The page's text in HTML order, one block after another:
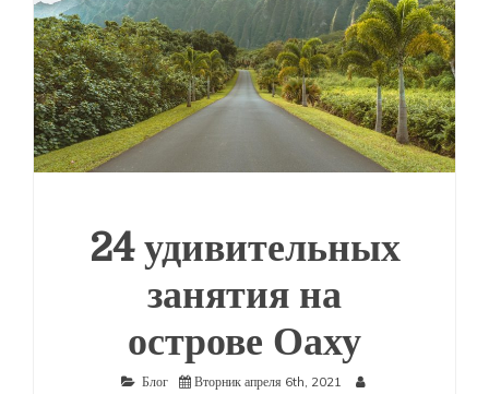
24 удивительных
занятия на
острове Оаху
Блог
Вторник апреля 6th, 2021